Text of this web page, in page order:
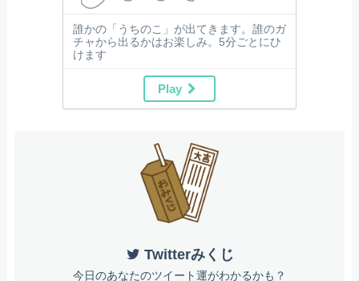
誰かの「うちのこ」が出てきます。誰のガ
チャから出るかはお楽しみ。5分ごとにひ
けます
Play
Twitterみくじ
今日のあなたのツイート運がわかるかも？